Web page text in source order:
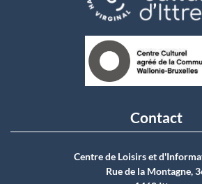
Contact
Centre de Loisirs et
Rue de la Montagne,